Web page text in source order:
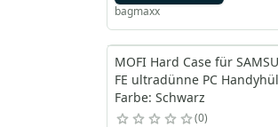
bagmaxx
MOFI Hard Case für
FE ultradünne PC
Farbe: Schwarz
0